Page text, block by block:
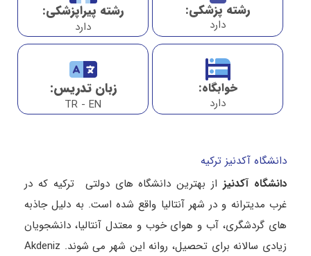
رشته پزشکی:
دارد
رشته پیراپزشکی:
دارد
خوابگاه:
دارد
زبان تدریس:
TR - EN
دانشگاه آکدنیز ترکیه
دانشگاه آکدنیزاز بهترین دانشگاه های دولتی ترکیه که در
غرب مدیترانه و در شهر آنتالیا واقع شده است. به دلیل جاذبه
های گردشگری، آب و هوای خوب و معتدل آنتالیا، دانشجویان
زیادی سالانه برای تحصیل، روانه این شهر می شوند. Akdeniz